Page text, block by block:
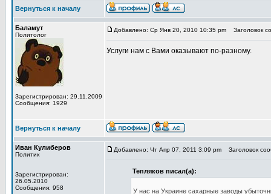
Вернуться к началу
Баламут
Политолог
Зарегистрирован: 29.11.2009
Сообщения: 1929
Добавлено: Ср Янв 20, 2010 10:35 pm Заголовок
Услуги нам с Вами оказывают по-разному.
Вернуться к началу
Иван Кулиберов
Политик
Зарегистрирован:
26.05.2010
Сообщения: 958
Добавлено: Чт Апр 07, 2011 3:09 pm Заголовок
Тепляков писал(а):
У нас на Украине сахарные заводы